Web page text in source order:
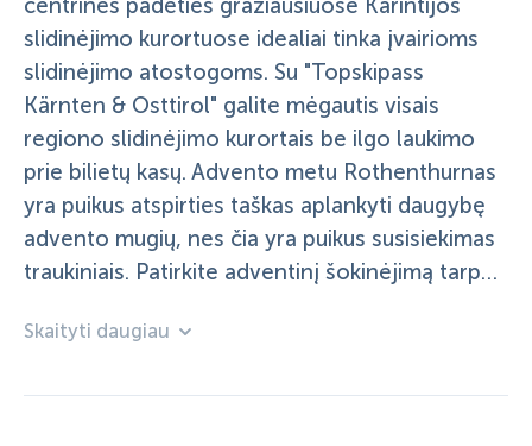
centrinės padėties gražiausiuose Karintijos
slidinėjimo kurortuose idealiai tinka įvairioms
slidinėjimo atostogoms. Su "Topskipass
Kärnten & Osttirol" galite mėgautis visais
regiono slidinėjimo kurortais be ilgo laukimo
prie bilietų kasų. Advento metu Rothenthurnas
yra puikus atspirties taškas aplankyti daugybę
advento mugių, nes čia yra puikus susisiekimas
traukiniais. Patirkite adventinį šokinėjimą tarp
Katschberger Adventweg ir daugelyje kitų
Skaityti daugiau